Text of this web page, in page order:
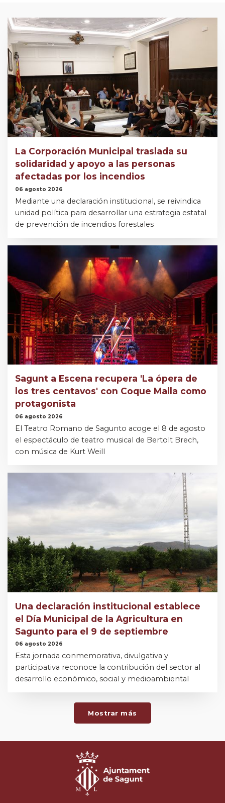
La Corporación Municipal traslada su
solidaridad y apoyo a las personas
afectadas por los incendios
06 agosto 2026
Mediante una declaración institucional, se reivindica
unidad política para desarrollar una estrategia estatal
de prevención de incendios forestales
Sagunt a Escena recupera 'La ópera de
los tres centavos' con Coque Malla como
protagonista
06 agosto 2026
El Teatro Romano de Sagunto acoge el 8 de agosto
el espectáculo de teatro musical de Bertolt Brech,
con música de Kurt Weill
Una declaración institucional establece
el Día Municipal de la Agricultura en
Sagunto para el 9 de septiembre
06 agosto 2026
Esta jornada conmemorativa, divulgativa y
participativa reconoce la contribución del sector al
desarrollo económico, social y medioambiental
Mostrar más